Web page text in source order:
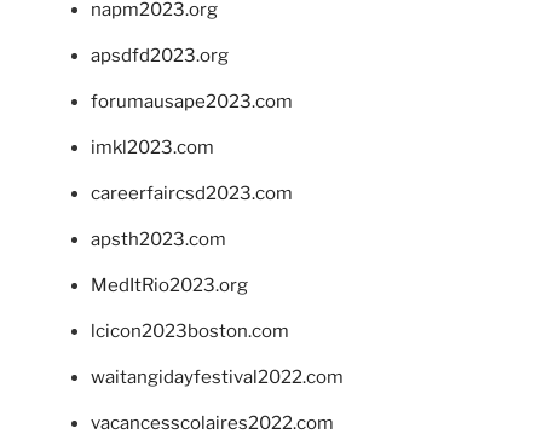
napm2023.org
apsdfd2023.org
forumausape2023.com
imkl2023.com
careerfaircsd2023.com
apsth2023.com
MedItRio2023.org
lcicon2023boston.com
waitangidayfestival2022.com
vacancesscolaires2022.com